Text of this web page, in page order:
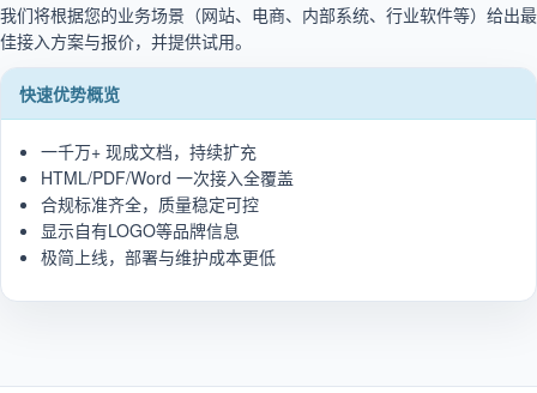
我们将根据您的业务场景（网站、电商、内部系统、行业软件等）给出最
佳接入方案与报价，并提供试用。
快速优势概览
一千万+ 现成文档，持续扩充
HTML/PDF/Word 一次接入全覆盖
合规标准齐全，质量稳定可控
显示自有LOGO等品牌信息
极简上线，部署与维护成本更低